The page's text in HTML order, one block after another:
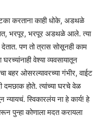
करताना काही धोके, अडथळे
भरपूर, भरपूर अडथळे आले. त्या
पण तो त्रास सोसूनही काम
वेश्या व्यवसायातून
बहर ओसरल्यावरच्या गंभीर, वाईट
दमछाक होते. त्यांच्या घरचे वेळ
न्यायचं. स्विकारलंय ना हे कार्य! हे
पुन्हा कोणाला मदत करायला